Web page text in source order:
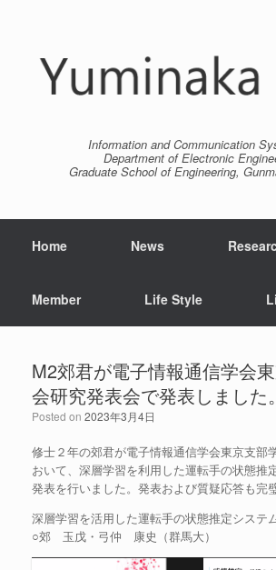
Information and Communication
Department of Electronic
Graduate School of Engineering,
Home News
Member Life Style
M2郊君が電子情報通信学会
会研究発表会で発表しました。
Posted on 2023年3月4日
修士２年の郊君が電子情報通信学会東京支部
おいて、深層学習を利用した運転手の状態推
発表を行いました。発表および質疑応答も完
深層学習を活用した運転手の状態推定システ
○郊 玉戊・弓仲 康史（群馬大）